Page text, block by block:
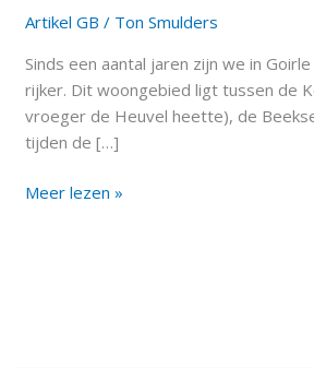
Artikel GB / Ton Smulders
Sinds een aantal jaren zijn we in
rijker. Dit woongebied ligt tussen de
vroeger de Heuvel heette), de
tijden de […]
Meer lezen »